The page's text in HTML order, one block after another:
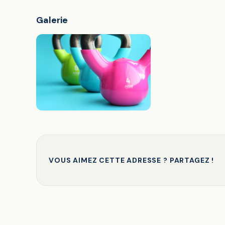
Galerie
VOUS AIMEZ CETTE ADRESSE ? PARTAGEZ !